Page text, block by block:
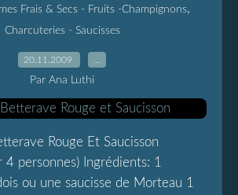
Frais & Secs - Fruits -Champignons,
Charcuteries - Saucisses
20.11.2009
Par Ana Luthi
Rouge Et Saucisson
4 personnes) Ingrédients: 1
ou une saucisse de Morteau 1